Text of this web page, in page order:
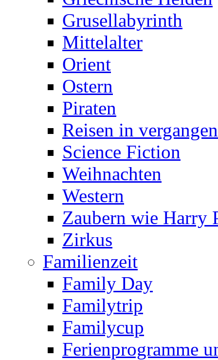
Grusellabyrinth
Mittelalter
Orient
Ostern
Piraten
Reisen in
Science Fiction
Weihnachten
Western
Zaubern wie Harry
Zirkus
Familienzeit
Family Day
Familytrip
Familycup
Ferienprogramme